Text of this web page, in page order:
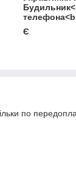
Є
по